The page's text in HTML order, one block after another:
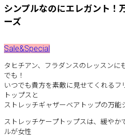
シンプルなのにエレガント！
ーズ
Sale&Special
タヒチアン、フラダンスのレッスンに
でも！
いつでも貴方を素敵に見せてくれる
トップスと
ストレッチギャザーベアトップの万能
ストレッチケープトップスは、緩やか
ルが女性